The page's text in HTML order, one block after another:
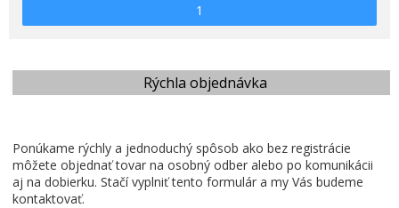
Rýchla objednávka
Ponúkame rýchly a jednoduchý spôsob ako bez registrácie
môžete objednať tovar na osobný odber alebo po komunikácii
aj na dobierku. Stačí vyplniť tento formulár a my Vás budeme
kontaktovať.
1